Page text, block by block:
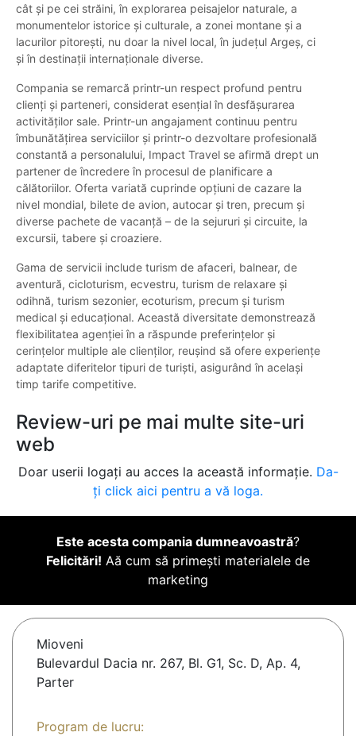
cât și pe cei străini, în explorarea peisajelor naturale, a
monumentelor istorice și culturale, a zonei montane și a
lacurilor pitorești, nu doar la nivel local, în județul Argeș, ci
și în destinații internaționale diverse.
Compania se remarcă printr-un respect profund pentru
clienți și parteneri, considerat esențial în desfășurarea
activităților sale. Printr-un angajament continuu pentru
îmbunătățirea serviciilor și printr-o dezvoltare profesională
constantă a personalului, Impact Travel se afirmă drept un
partener de încredere în procesul de planificare a
călătoriilor. Oferta variată cuprinde opțiuni de cazare la
nivel mondial, bilete de avion, autocar și tren, precum și
diverse pachete de vacanță – de la sejururi și circuite, la
excursii, tabere și croaziere.
Gama de servicii include turism de afaceri, balnear, de
aventură, cicloturism, ecvestru, turism de relaxare și
odihnă, turism sezonier, ecoturism, precum și turism
medical și educațional. Această diversitate demonstrează
flexibilitatea agenției în a răspunde preferințelor și
cerințelor multiple ale clienților, reușind să ofere experiențe
adaptate diferitelor tipuri de turiști, asigurând în același
timp tarife competitive.
Review-uri pe mai multe site-uri
web
Doar userii logați au acces la această informație. Da-
ți click aici pentru a vă loga.
Este acesta compania dumneavoastră?
Felicitări! Aă cum să primești materialele de
marketing
Mioveni
Bulevardul Dacia nr. 267, Bl. G1, Sc. D, Ap. 4,
Parter
Program de lucru: